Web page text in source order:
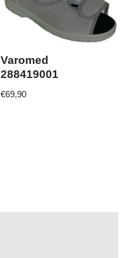
Varomed
288419001
€69,90